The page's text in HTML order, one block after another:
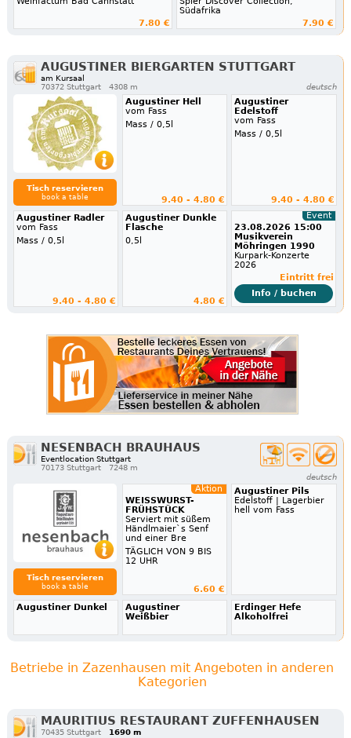
7.80 €
Südafrika
7.90 €
AUGUSTINER BIERGARTEN STUTTGART
am Kursaal
70372 Stuttgart
4308 m deutsch
Tisch reservieren
book a table
Augustiner Hell
vom Fass
Mass / 0,5l
9.40 - 4.80 €
Augustiner
Edelstoff
vom Fass
Mass / 0,5l
9.40 - 4.80 €
Augustiner Radler
vom Fass
Mass / 0,5l
9.40 - 4.80 €
Augustiner Dunkle
Flasche
0,5l
4.80 €
Event
23.08.2026 15:00
Musikverein
Möhringen 1990
Kurpark-Konzerte
2026
Eintritt frei
Info / buchen
NESENBACH BRAUHAUS
Eventlocation Stuttgart
70173 Stuttgart
7248 m
deutsch
Tisch reservieren
book a table
Aktion
WEISSWURST-
FRÜHSTÜCK
Serviert mit süßem
Händlmaier`s Senf
und einer Bre
TÄGLICH VON 9 BIS
12 UHR
6.60 €
Augustiner Pils
Edelstoff | Lagerbier
hell vom Fass
Augustiner Dunkel
Augustiner
Weißbier
Erdinger Hefe
Alkoholfrei
Betriebe in Zazenhausen mit Angeboten in anderen
Kategorien
MAURITIUS RESTAURANT ZUFFENHAUSEN
70435 Stuttgart 1690 m